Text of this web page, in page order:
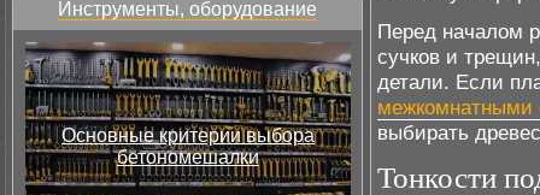
Инструменты, оборудование
Основные критерии выбора
бетономешалки
Перед началом
сучков и
детали. Если
межкомнатными
выбирать
Тонкости